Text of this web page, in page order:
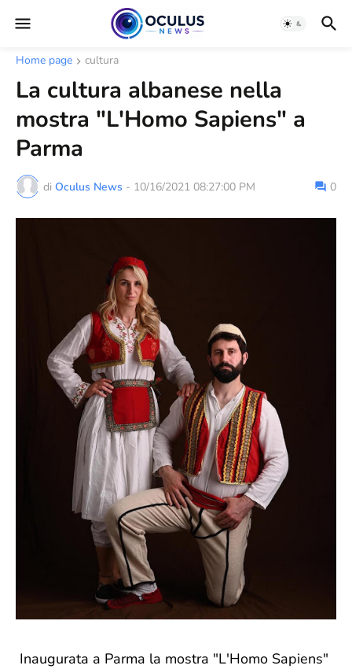
Home page cultura
La cultura albanese nella
mostra "L'Homo Sapiens" a
Parma
di Oculus News - 10/16/2021 08:27:00 PM 0
Inaugurata a Parma la mostra "L'Homo Sapiens"